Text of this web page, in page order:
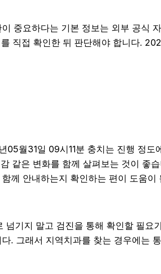
중요하다는 기본 정보는 외부 공식
직접 확인한 뒤 판단해야 합니다.
월31일 09시11분 충치는 진행 정
같은 변화를 함께 살펴보는 것이 좋
께 안내하는지 확인하는 편이 도움
기지 말고 검진을 통해 확인할 필요
. 그래서 지역치과를 찾는 경우에는